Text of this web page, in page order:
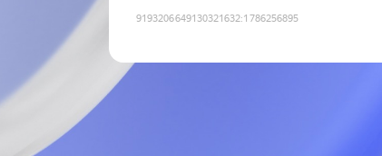
9193206649130321632:1786256895